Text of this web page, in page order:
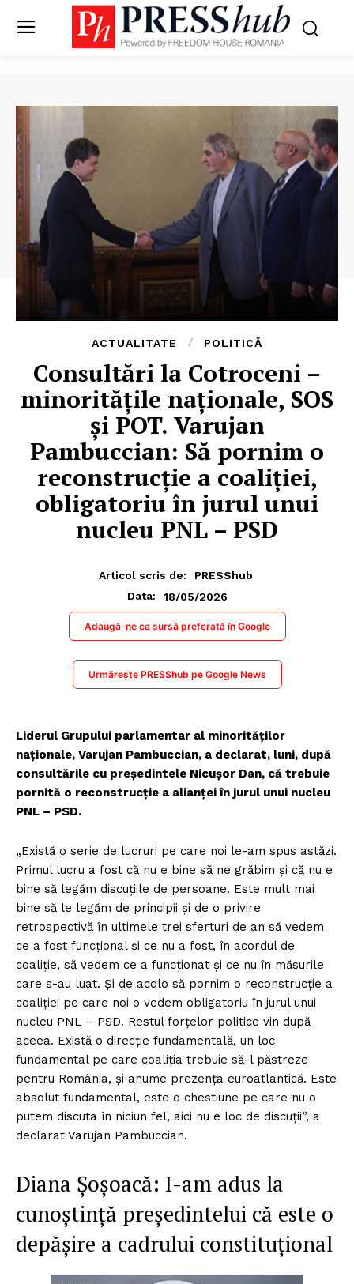
ACTUALITATE POLITICĂ
Consultări la Cotroceni –
minoritățile naționale, SOS
și POT. Varujan
Pambuccian: Să pornim o
reconstrucție a coaliției,
obligatoriu în jurul unui
nucleu PNL – PSD
Articol scris de:
PRESShub
Data:
18/05/2026
Adaugă-ne ca sursă preferată în Google
Urmărește PRESShub pe Google News
Liderul Grupului parlamentar al minorităților
naționale, Varujan Pambuccian, a declarat, luni, după
consultările cu președintele Nicușor Dan, că trebuie
pornită o reconstrucție a alianței în jurul unui nucleu
PNL – PSD.
„Există o serie de lucruri pe care noi le-am spus astăzi.
Primul lucru a fost că nu e bine să ne grăbim și că nu e
bine să legăm discuțiile de persoane. Este mult mai
bine să le legăm de principii și de o privire
retrospectivă în ultimele trei sferturi de an să vedem
ce a fost funcțional și ce nu a fost, în acordul de
coaliție, să vedem ce a funcționat și ce nu în măsurile
care s-au luat. Și de acolo să pornim o reconstrucție a
coaliției pe care noi o vedem obligatoriu în jurul unui
nucleu PNL – PSD. Restul forțelor politice vin după
aceea. Există o direcție fundamentală, un loc
fundamental pe care coaliția trebuie să-l păstreze
pentru România, și anume prezența euroatlantică. Este
absolut fundamental, este o chestiune pe care nu o
putem discuta în niciun fel, aici nu e loc de discuții”, a
declarat Varujan Pambuccian.
Diana Șoșoacă: I-am adus la
cunoștință președintelui că este o
depășire a cadrului constituțional